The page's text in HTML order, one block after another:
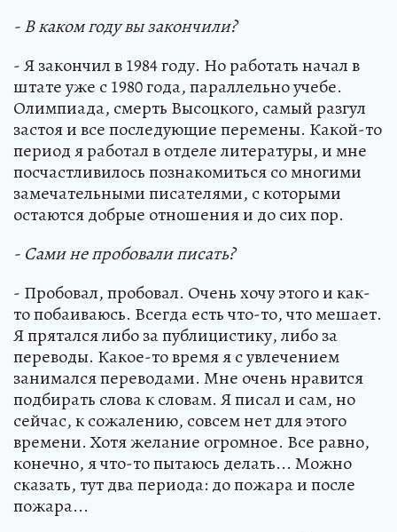
- В каком году вы закончили?
- Я закончил в 1984 году. Но работать начал в
штате уже с 1980 года, параллельно учебе.
Олимпиада, смерть Высоцкого, самый разгул
застоя и все последующие перемены. Какой-то
период я работал в отделе литературы, и мне
посчастливилось познакомиться со многими
замечательными писателями, с которыми
остаются добрые отношения и до сих пор.
- Сами не пробовали писать?
- Пробовал, пробовал. Очень хочу этого и как-
то побаиваюсь. Всегда есть что-то, что мешает.
Я прятался либо за публицистику, либо за
переводы. Какое-то время я с увлечением
занимался переводами. Мне очень нравится
подбирать слова к словам. Я писал и сам, но
сейчас, к сожалению, совсем нет для этого
времени. Хотя желание огромное. Все равно,
конечно, я что-то пытаюсь делать... Можно
сказать, тут два периода: до пожара и после
пожара...